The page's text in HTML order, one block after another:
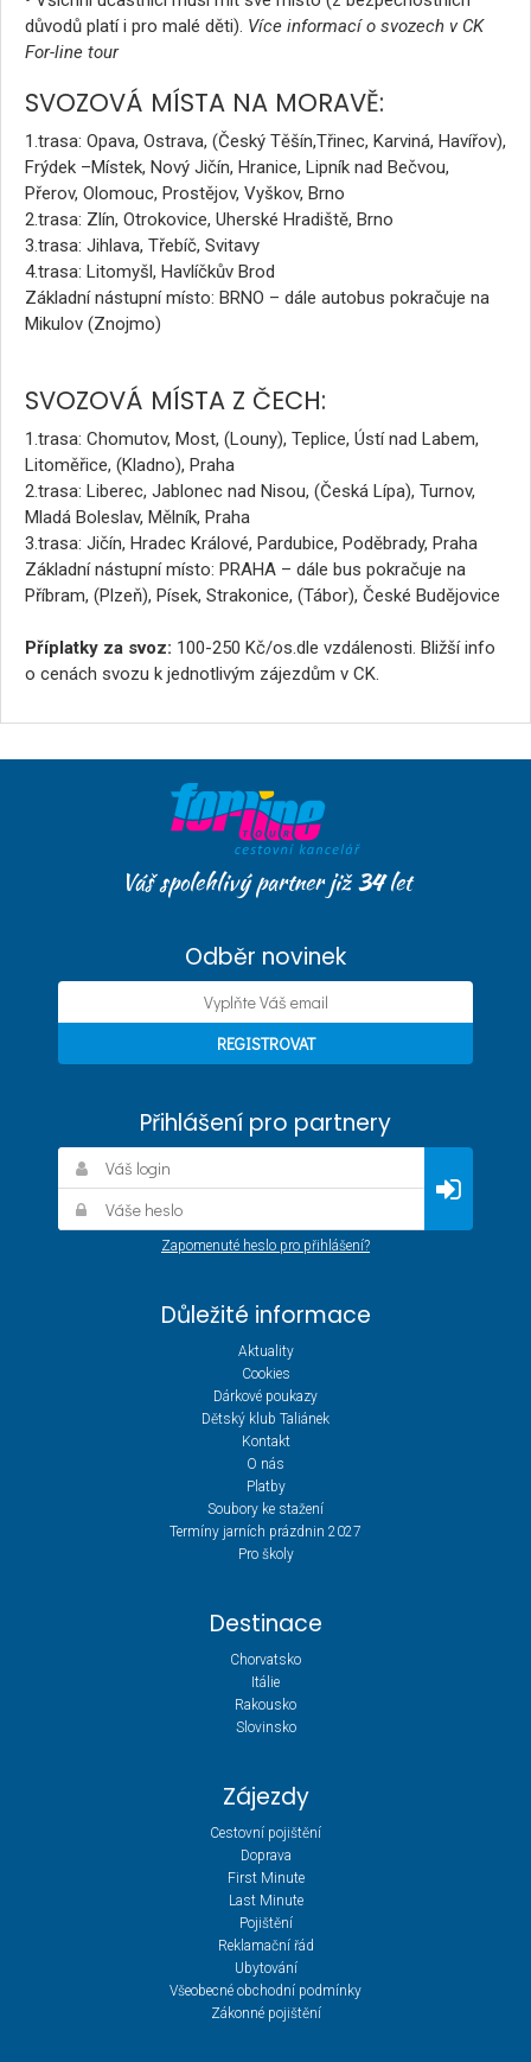
důvodů platí i pro malé děti). Více informací o svozech v CK
For-line tour
SVOZOVÁ MÍSTA NA MORAVĚ:
1.trasa: Opava, Ostrava, (Český Těšín,Třinec, Karviná, Havířov),
Frýdek –Místek, Nový Jičín, Hranice, Lipník nad Bečvou,
Přerov, Olomouc, Prostějov, Vyškov, Brno
2.trasa: Zlín, Otrokovice, Uherské Hradiště, Brno
3.trasa: Jihlava, Třebíč, Svitavy
4.trasa: Litomyšl, Havlíčkův Brod
Základní nástupní místo: BRNO – dále autobus pokračuje na
Mikulov (Znojmo)
SVOZOVÁ MÍSTA Z ČECH:
1.trasa: Chomutov, Most, (Louny), Teplice, Ústí nad Labem,
Litoměřice, (Kladno), Praha
2.trasa: Liberec, Jablonec nad Nisou, (Česká Lípa), Turnov,
Mladá Boleslav, Mělník, Praha
3.trasa: Jičín, Hradec Králové, Pardubice, Poděbrady, Praha
Základní nástupní místo: PRAHA – dále bus pokračuje na
Příbram, (Plzeň), Písek, Strakonice, (Tábor), České Budějovice
Příplatky za svoz: 100-250 Kč/os.dle vzdálenosti. Bližší info
o cenách svozu k jednotlivým zájezdům v CK.
Váš spolehlivý partner již34let
Odběr novinek
Přihlášení pro partnery
Zapomenuté heslo pro přihlášení?
Důležité informace
Aktuality
Cookies
Dárkové poukazy
Dětský klub Taliánek
Kontakt
O nás
Platby
Soubory ke stažení
Termíny jarních prázdnin 2027
Pro školy
Destinace
Chorvatsko
Itálie
Rakousko
Slovinsko
Zájezdy
Cestovní pojištění
Doprava
First Minute
Last Minute
Pojištění
Reklamační řád
Ubytování
Všeobecné obchodní podmínky
Zákonné pojištění